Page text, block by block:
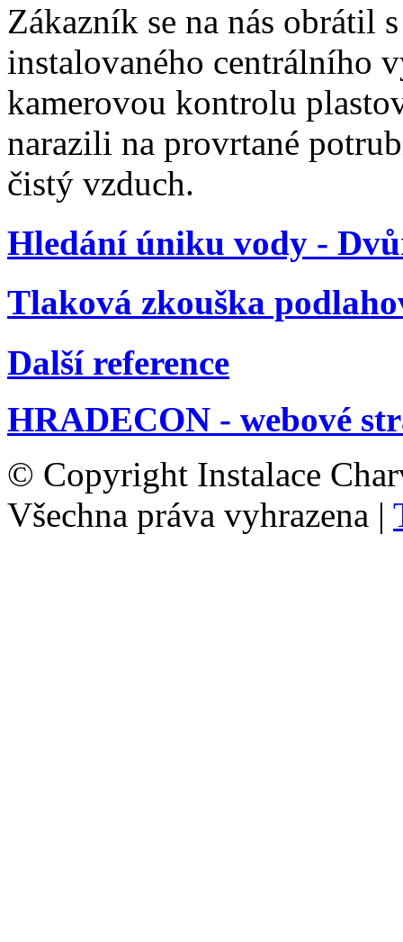
Zákazník se na nás obrátil
instalovaného centrálního
kamerovou kontrolu
narazili na provrtané
čistý vzduch.
Hledání úniku vody -
Tlaková zkouška
Další reference
HRADECON - webové
© Copyright Instalace
Všechna práva vyhrazena |